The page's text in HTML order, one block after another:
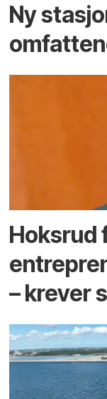
Ny
Hoksrud
– krever